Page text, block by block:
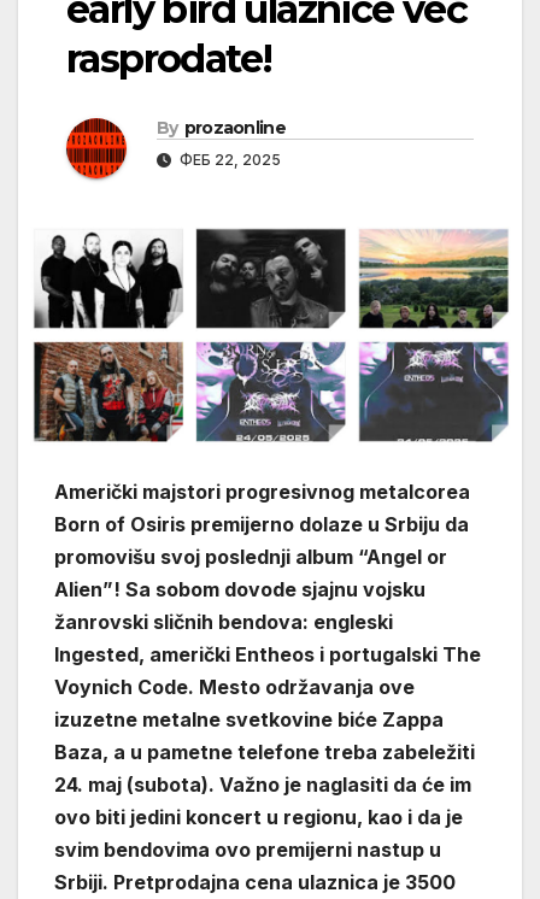
early bird ulaznice već
rasprodate!
By prozaonline
ФЕБ 22, 2025
Američki majstori progresivnog metalcorea
Born of Osiris premijerno dolaze u Srbiju da
promovišu svoj poslednji album “Angel or
Alien”! Sa sobom dovode sjajnu vojsku
žanrovski sličnih bendova: engleski
Ingested, američki Entheos i portugalski The
Voynich Code. Mesto održavanja ove
izuzetne metalne svetkovine biće Zappa
Baza, a u pametne telefone treba zabeležiti
24. maj (subota). Važno je naglasiti da će im
ovo biti jedini koncert u regionu, kao i da je
svim bendovima ovo premijerni nastup u
Srbiji. Pretprodajna cena ulaznica je 3500